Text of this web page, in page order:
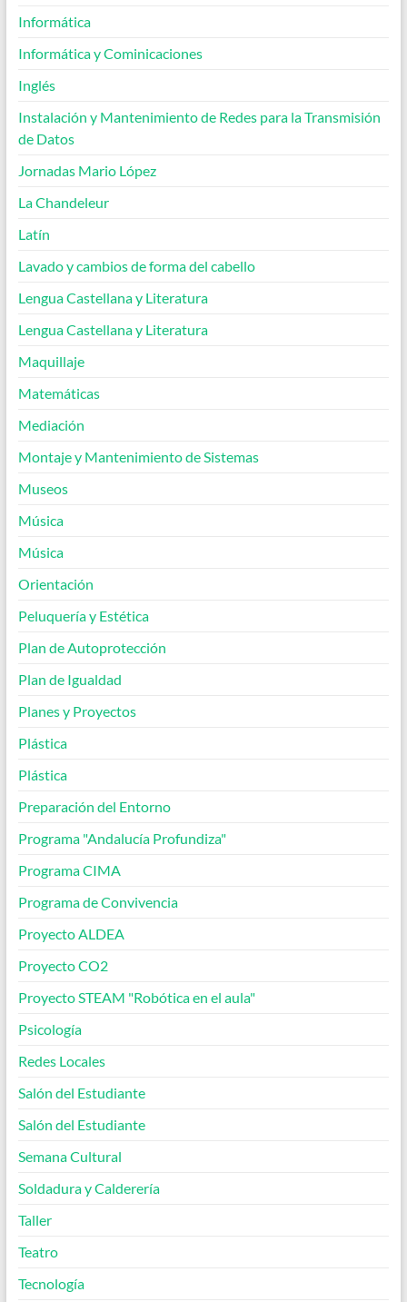
Informática
Informática y Cominicaciones
Inglés
Instalación y Mantenimiento de Redes para la Transmisión
de Datos
Jornadas Mario López
La Chandeleur
Latín
Lavado y cambios de forma del cabello
Lengua Castellana y Literatura
Lengua Castellana y Literatura
Maquillaje
Matemáticas
Mediación
Montaje y Mantenimiento de Sistemas
Museos
Música
Música
Orientación
Peluquería y Estética
Plan de Autoprotección
Plan de Igualdad
Planes y Proyectos
Plástica
Plástica
Preparación del Entorno
Programa "Andalucía Profundiza"
Programa CIMA
Programa de Convivencia
Proyecto ALDEA
Proyecto CO2
Proyecto STEAM "Robótica en el aula"
Psicología
Redes Locales
Salón del Estudiante
Salón del Estudiante
Semana Cultural
Soldadura y Calderería
Taller
Teatro
Tecnología